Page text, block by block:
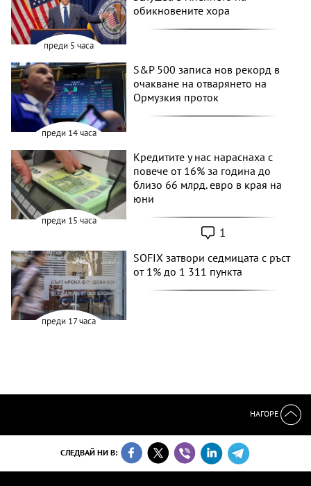
преди 5 часа
обикновените хора
преди 14 часа
S&P 500 записа нов рекорд в
очакване на отварянето на
Ормузкия проток
преди 15 часа
Кредитите у нас нараснаха с
повече от 16% за година до
близо 66 млрд. евро в края на
юни
1
преди 17 часа
SOFIX затвори седмицата с ръст
от 1% до 1 311 пункта
НАГОРЕ
СЛЕДВАЙ НИ В: